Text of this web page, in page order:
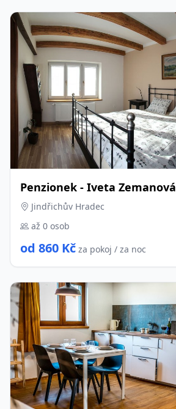
Penzionek - Iveta Zemanová
Jindřichův Hradec
až 0 osob
od 860 Kč za pokoj / za noc